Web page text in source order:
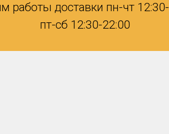
работы доставки пн-чт
пт-сб 12:30-22:00